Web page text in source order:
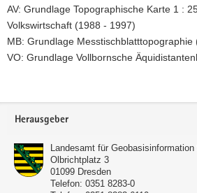
AV: Grundlage Topographische Karte 1 :
Volkswirtschaft (1988 - 1997)
MB: Grundlage Messtischblatttopographie
VO: Grundlage Vollbornsche
Footer-
Herausgeber
Landesamt für
Olbrichtplatz 3
01099 Dresden
Telefon: 0351 8283-0